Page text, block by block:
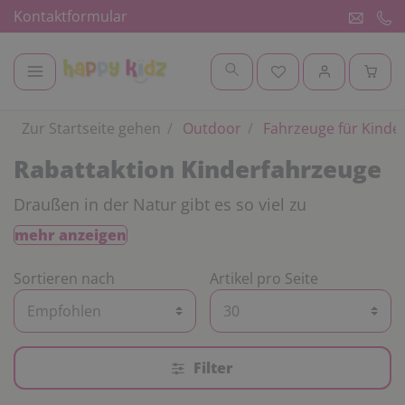
Kontaktformular
Zur Startseite gehen Outdoor Fahrzeuge für
Rabattaktion Kinderfahrzeuge
Draußen in der Natur gibt es so viel zu
entdecken. Eine Entdeckungsreise macht
natürlich mehr Spaß, wenn man die passenden
Fahrzeuge dazu hat. Deshalb haben wir eine
Rabatt-Aktion auf Fahrzeuge für Kindervon
Winther, Jakobs activ, Jaalinus
Top Trike
für Sie. Sie erhaltenbeim Kauf von 2
Fahrzeugen 5 %
beim Kauf von 3 und
mehr Fahrzeugen 10 % Rabatt
mehr anzeigen
Sortieren nach Artikel pro Seite
Filter